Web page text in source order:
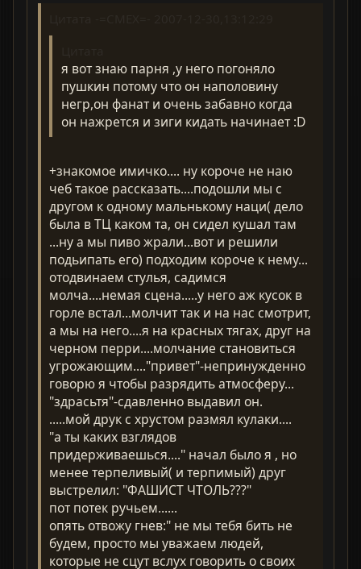
я вот знаю парня ,у него погоняло
пушкин потому что он наполовину
негр,он фанат и очень забавно когда
он нажрется и зиги кидать начинает :D
+знакомое имичко.... ну короче не наю
чеб такое рассказать....подошли мы с
другом к одному мальнькому наци( дело
была в ТЦ каком та, он сидел кушал там
...ну а мы пиво жрали...вот и решили
подьипать его) подходим короче к нему...
отодвинаем стулья, садимся
молча....немая сцена.....у него аж кусок в
горле встал...молчит так и на нас смотрит,
а мы на него....я на красных тягах, друг на
черном перри....молчание становиться
угрожающим...."привет"-непринужденно
говорю я чтобы разрядить атмосферу...
"здрасьтя"-сдавленно выдавил он.
.....мой друк с хрустом размял кулаки....
"а ты каких взглядов
придерживаешься...." начал было я , но
менее терпеливый( и терпимый) друг
выстрелил: "ФАШИСТ ЧТОЛЬ???"
пот потек ручьем......
опять отвожу гнев:" не мы тебя бить не
будем, просто мы уважаем людей,
которые не сцут вслух говорить о своих